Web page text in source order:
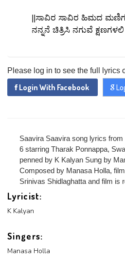
||ಸಾವಿರ ಸಾವಿರ ಹಿಮದ
ನನ್ನನೆ ಚಿತ್ರಿಸಿ ನಗುವೆ ಕ್ಷಣಗಳಲಿ
Please log in to see the full lyrics
Login With Facebook
Saavira Saavira song lyrics
6 starring Tharak Ponnappa,
penned by K Kalyan Sung by
Composed by Manasa Holla,
Srinivas Shidlaghatta and film is
Lyricist:
K Kalyan
Singers:
Manasa Holla
REGISTER
SEND